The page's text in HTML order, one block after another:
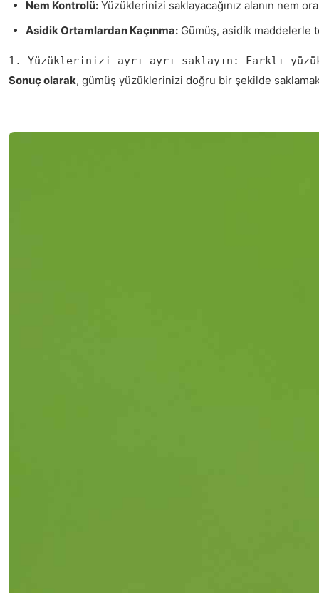
Nem Kontrolü: Yüzüklerinizi saklayacağınız alanın nem
Asidik Ortamlardan Kaçınma: Gümüş, asidik maddelerle
1. Yüzüklerinizi ayrı ayrı saklayın: Farklı
Sonuç olarak, gümüş yüzüklerinizi doğru bir şekilde